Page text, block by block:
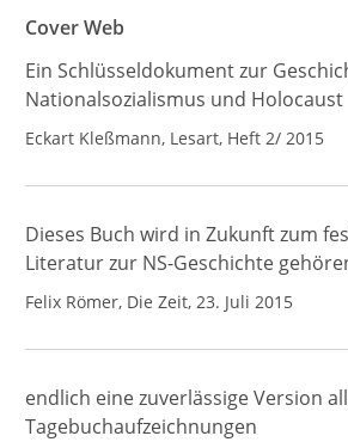
Cover Web
Ein Schlüsseldokument zur
Nationalsozialismus und Holocaust
Eckart Kleßmann, Lesart, Heft 2/ 2015
Dieses Buch wird in Zukunft zum
Literatur zur NS-Geschichte
Felix Römer, Die Zeit, 23. Juli 2015
endlich eine zuverlässige Version
Tagebuchaufzeichnungen